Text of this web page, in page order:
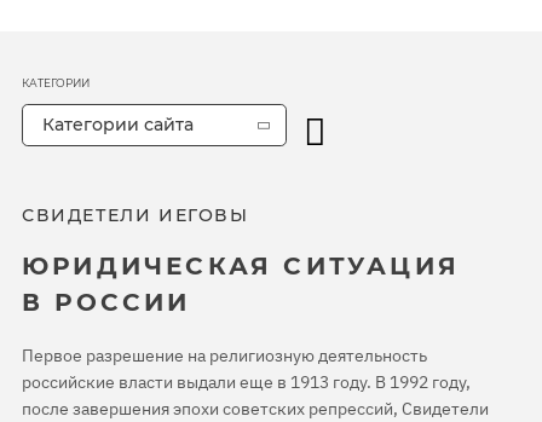
СВИДЕТЕЛИ ИЕГОВЫ
ЮРИДИЧЕСКАЯ СИТУАЦИЯ
В РОССИИ
Первое разрешение на религиозную деятельность
российские власти выдали еще в 1913 году. В 1992 году,
после завершения эпохи советских репрессий, Свидетели
КАТЕГОРИИ
Категории сайта